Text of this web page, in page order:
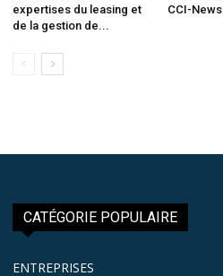
expertises du leasing et
de la gestion de...
CCI-News
CATÉGORIE POPULAIRE
ENTREPRISES